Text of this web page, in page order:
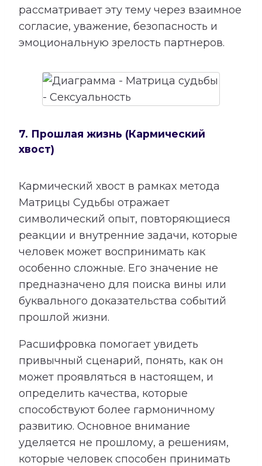
рассматривает эту тему через взаимное
согласие, уважение, безопасность и
эмоциональную зрелость партнеров.
7. Прошлая жизнь (Кармический
хвост)
Кармический хвост в рамках метода
Матрицы Судьбы отражает
символический опыт, повторяющиеся
реакции и внутренние задачи, которые
человек может воспринимать как
особенно сложные. Его значение не
предназначено для поиска вины или
буквального доказательства событий
прошлой жизни.
Расшифровка помогает увидеть
привычный сценарий, понять, как он
может проявляться в настоящем, и
определить качества, которые
способствуют более гармоничному
развитию. Основное внимание
уделяется не прошлому, а решениям,
которые человек способен принимать